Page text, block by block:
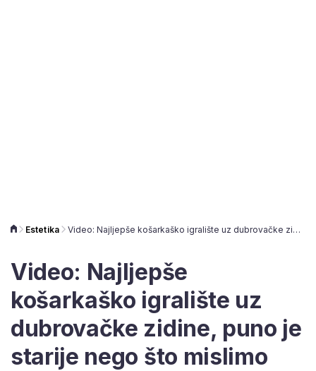
Estetika Video: Najljepše košarkaško igralište uz dubrovačke zidine, puno je starije nego što mislimo
Video: Najljepše
košarkaško igralište uz
dubrovačke zidine, puno je
starije nego što mislimo